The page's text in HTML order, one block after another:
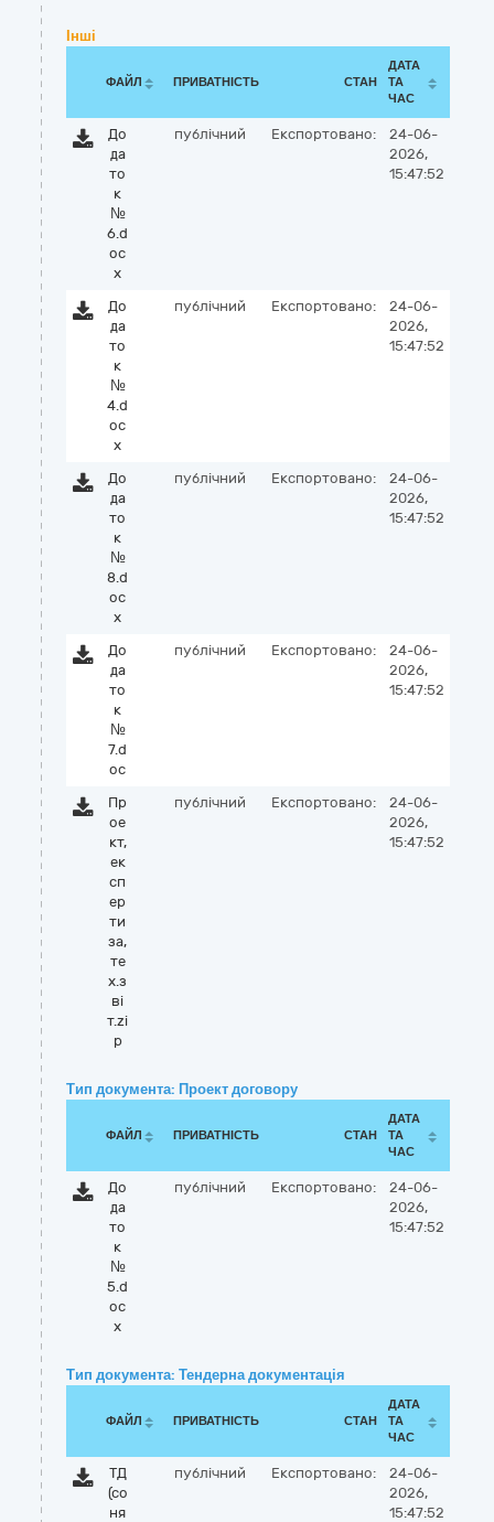
Інші
ФАЙЛ ПРИВАТНІСТЬ СТАН
ДАТА
ТА
ЧАС
До
да
то
к
№
6.d
oc
x
публічний Експортовано:
24-06-
2026,
15:47:52
До
да
то
к
№
4.d
oc
x
публічний Експортовано:
24-06-
2026,
15:47:52
До
да
то
к
№
8.d
oc
x
публічний Експортовано:
24-06-
2026,
15:47:52
До
да
то
к
№
7.d
oc
публічний Експортовано:
24-06-
2026,
15:47:52
Пр
ое
кт,
ек
сп
ер
ти
за,
те
х.з
ві
т.zi
p
публічний Експортовано:
24-06-
2026,
15:47:52
Тип документа: Проект договору
ФАЙЛ ПРИВАТНІСТЬ СТАН
ДАТА
ТА
ЧАС
До
да
то
к
№
5.d
oc
x
публічний Експортовано:
24-06-
2026,
15:47:52
Тип документа: Тендерна документація
ФАЙЛ ПРИВАТНІСТЬ СТАН
ДАТА
ТА
ЧАС
ТД
(со
ня
публічний Експортовано:
24-06-
2026,
15:47:52